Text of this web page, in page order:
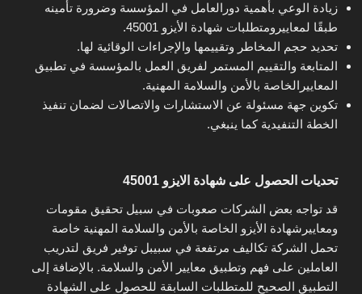
زيادة الوعي بأهمية دورالعامل في المؤسسة وضرورة تأمينه
طبقًا لمعاييرومتطلبات شهادة الأيزو 45001.
تحديد حجم المخاطر وتقييمها والإجراءات الوقائية لها.
المتابعة والتقييم المستمر لفريق العمل بالمؤسسة في تطبيق
المعاييرالخاصة بالأمن والسلامة المهنية.
تكوين جهة مسئولة عن الاستشارات والاتصالات لضمان تنفيذ
الخطة التنفيدية كما ينبغي.
تحديات الحصول على شهادة الايزو 45001
قد تواجه بعض الشركات صعوبات في سبيل تحقيق مقومات
ومعاييرشهادة الأيزو الخاصة بالأمن والسلامة المهنية خاصة
تحمل الشركة تكاليف مرتفعة في سبيبل توفير فريق لتدريب
العاملين على فهم وتطبيق معايير الأمن والسلامة. بالإضافة إلى
التطبيق الصحيح للمتطلبات السابقة للحصول على الشهادة